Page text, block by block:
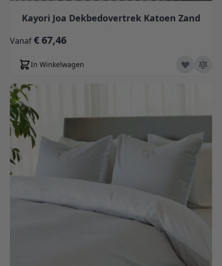
Kayori Joa Dekbedovertrek Katoen Zand
Vanaf€ 67,46
In Winkelwagen